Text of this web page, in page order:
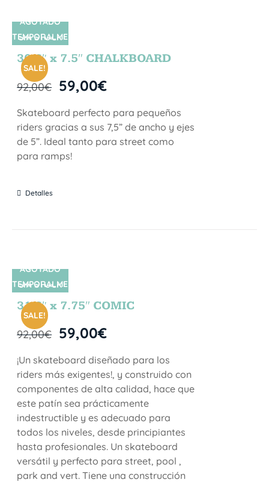
SIN STOCK
SALE!
AGOTADO
TEMPORALME
NTE
30.5″ x 7.5″ CHALKBOARD
92,00€ 59,00€
Skateboard perfecto para pequeños
riders gracias a sus 7,5” de ancho y ejes
de 5”. Ideal tanto para street como
para ramps!
Detalles
SIN STOCK
SALE!
AGOTADO
TEMPORALME
NTE
31.5″ x 7.75″ COMIC
92,00€ 59,00€
¡Un skateboard diseñado para los
riders más exigentes!, y construido con
componentes de alta calidad, hace que
este patín sea prácticamente
indestructible y es adecuado para
todos los niveles, desde principiantes
hasta profesionales. Un skateboard
versátil y perfecto para street, pool ,
park and vert. Tiene una construcción